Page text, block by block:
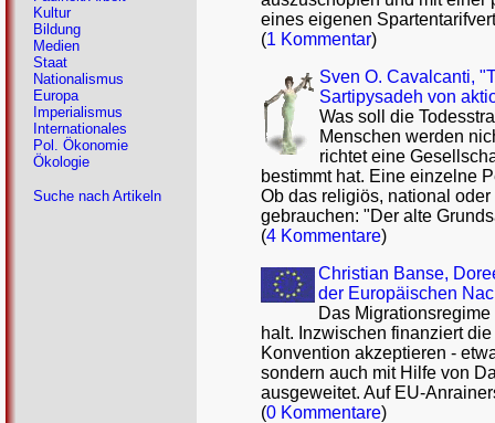
eines eigenen
(1 Kommentar)
Sven O. Cavalcanti,
Sartipysadeh von
Was soll die
Menschen werden
richtet eine
bestimmt hat. Eine einzelne
Ob das religiös, national
gebrauchen: "Der alte
(4 Kommentare)
Christian Banse,
der Europäischen
Das
halt. Inzwischen finanziert
Konvention akzeptieren -
sondern auch mit Hilfe von
ausgeweitet. Auf EU-
(0 Kommentare)
Kultur
Bildung
Medien
Staat
Nationalismus
Europa
Imperialismus
Internationales
Pol. Ökonomie
Ökologie
Suche nach Artikeln